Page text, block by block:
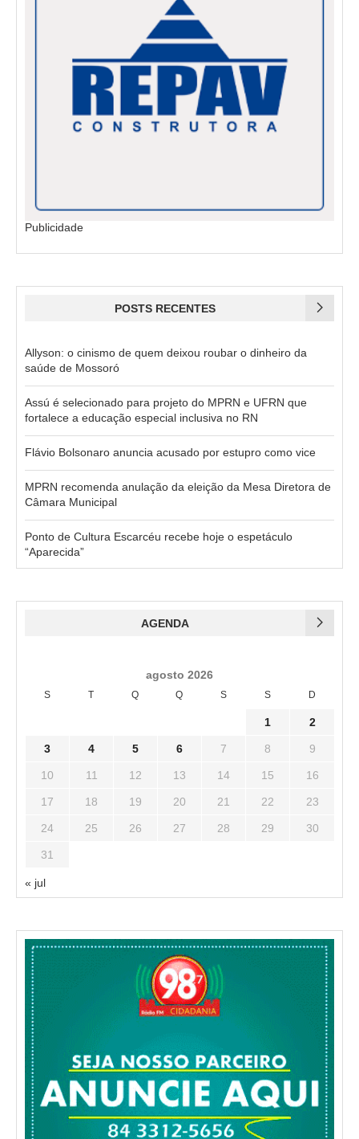
Publicidade
POSTS RECENTES
Allyson: o cinismo de quem deixou roubar o dinheiro da
saúde de Mossoró
Assú é selecionado para projeto do MPRN e UFRN que
fortalece a educação especial inclusiva no RN
Flávio Bolsonaro anuncia acusado por estupro como vice
MPRN recomenda anulação da eleição da Mesa Diretora de
Câmara Municipal
Ponto de Cultura Escarcéu recebe hoje o espetáculo
“Aparecida”
AGENDA
agosto 2026
S T Q Q S S D
1 2
3 4 5 6 7 8 9
10 11 12 13 14 15 16
17 18 19 20 21 22 23
24 25 26 27 28 29 30
31
« jul